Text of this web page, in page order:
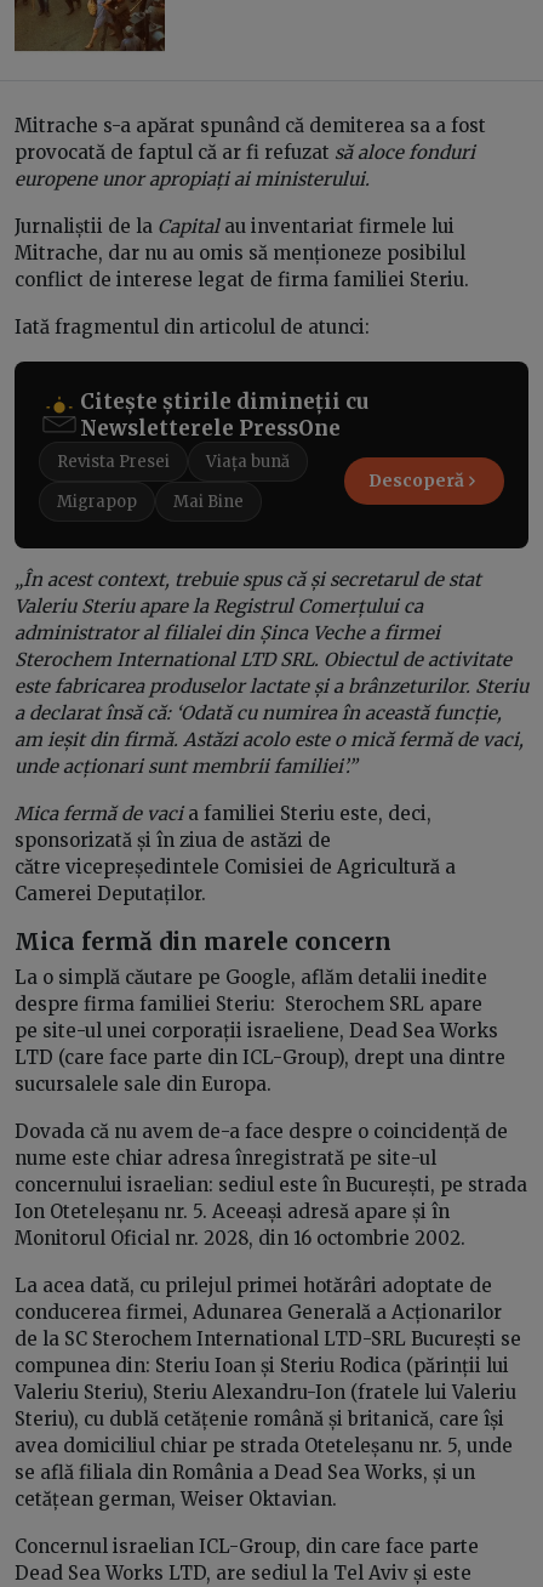
Mitrache s-a apărat spunând că demiterea sa a fost
provocată de faptul că ar fi refuzat să aloce fonduri
europene unor apropiați ai ministerului.
Jurnaliștii de la Capitalau inventariat firmele lui
Mitrache, dar nu au omis să menționeze posibilul
conflict de interese legat de firma familiei Steriu.
Iată fragmentul din articolul de atunci:
Citește știrile dimineții cu
Newsletterele PressOne
Revista Presei
Viața bună
Migrapop
Mai Bine
Descoperă
„În acest context, trebuie spus că și secretarul de stat
Valeriu Steriu apare la Registrul Comerțului ca
administrator al filialei din Șinca Veche a firmei
Sterochem International LTD SRL. Obiectul de activitate
este fabricarea produselor lactate și a brânzeturilor. Steriu
a declarat însă că: ‘Odată cu numirea în această funcție,
am ieșit din firmă. Astăzi acolo este o mică fermă de vaci,
unde acționari sunt membrii familiei’.”
Mica fermă de vacia familiei Steriu este, deci,
sponsorizată și în ziua de astăzi de
către vicepreședintele Comisiei de Agricultură a
Camerei Deputaților.
Mica fermă din marele concern
La o simplă căutare pe Google, aflăm detalii inedite
despre firma familiei Steriu: Sterochem SRL apare
pe site-ul unei corporații israeliene, Dead Sea Works
LTD (care face parte din ICL-Group), drept una dintre
sucursalele sale din Europa.
Dovada că nu avem de-a face despre o coincidență de
nume este chiar adresa înregistrată pe site-ul
concernului israelian: sediul este în București, pe strada
Ion Oteteleșanu nr. 5. Aceeași adresă apare și în
Monitorul Oficial nr. 2028, din 16 octombrie 2002.
La acea dată, cu prilejul primei hotărâri adoptate de
conducerea firmei, Adunarea Generală a Acționarilor
de la SC Sterochem International LTD-SRL București se
compunea din: Steriu Ioan și Steriu Rodica (părinții lui
Valeriu Steriu), Steriu Alexandru-Ion (fratele lui Valeriu
Steriu), cu dublă cetățenie română și britanică, care își
avea domiciliul chiar pe strada Oteteleșanu nr. 5, unde
se află filiala din România a Dead Sea Works, și un
cetățean german, Weiser Oktavian.
Concernul israelian ICL-Group, din care face parte
Dead Sea Works LTD, are sediul la Tel Aviv și este